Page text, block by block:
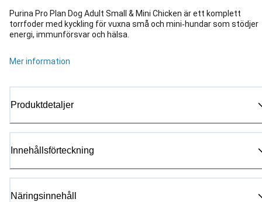
Purina Pro Plan Dog Adult Small & Mini Chicken är ett komplett
torrfoder med kyckling för vuxna små och mini‑hundar som stödjer
energi, immunförsvar och hälsa.
Mer information
Produktdetaljer
Innehållsförteckning
Näringsinnehåll